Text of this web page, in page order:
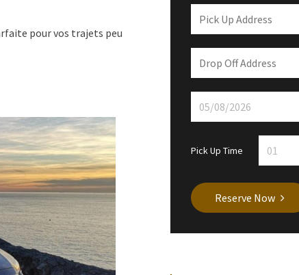
pour vos trajets peu
Pick Up Time
Reserve Now